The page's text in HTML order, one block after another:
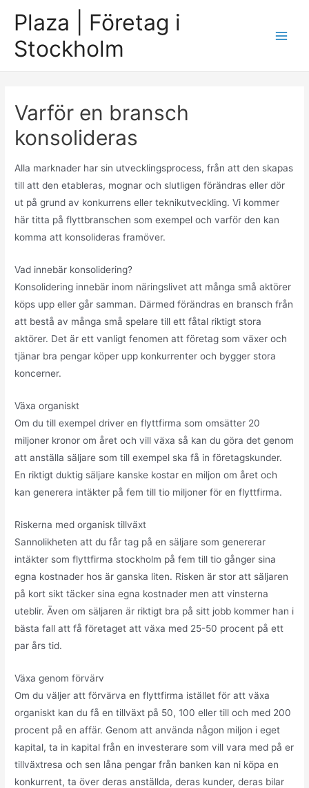
content
Plaza | Företag i
Stockholm
Varför en bransch
konsolideras
Alla marknader har sin utvecklingsprocess, från att den skapas
till att den etableras, mognar och slutligen förändras eller dör
ut på grund av konkurrens eller teknikutveckling. Vi kommer
här titta på flyttbranschen som exempel och varför den kan
komma att konsolideras framöver.
Vad innebär konsolidering?
Konsolidering innebär inom näringslivet att många små aktörer
köps upp eller går samman. Därmed förändras en bransch från
att bestå av många små spelare till ett fåtal riktigt stora
aktörer. Det är ett vanligt fenomen att företag som växer och
tjänar bra pengar köper upp konkurrenter och bygger stora
koncerner.
Växa organiskt
Om du till exempel driver en flyttfirma som omsätter 20
miljoner kronor om året och vill växa så kan du göra det genom
att anställa säljare som till exempel ska få in företagskunder.
En riktigt duktig säljare kanske kostar en miljon om året och
kan generera intäkter på fem till tio miljoner för en flyttfirma.
Riskerna med organisk tillväxt
Sannolikheten att du får tag på en säljare som genererar
intäkter som flyttfirma stockholm på fem till tio gånger sina
egna kostnader hos är ganska liten. Risken är stor att säljaren
på kort sikt täcker sina egna kostnader men att vinsterna
uteblir. Även om säljaren är riktigt bra på sitt jobb kommer han i
bästa fall att få företaget att växa med 25-50 procent på ett
par års tid.
Växa genom förvärv
Om du väljer att förvärva en flyttfirma istället för att växa
organiskt kan du få en tillväxt på 50, 100 eller till och med 200
procent på en affär. Genom att använda någon miljon i eget
kapital, ta in kapital från en investerare som vill vara med på er
tillväxtresa och sen låna pengar från banken kan ni köpa en
konkurrent, ta över deras anställda, deras kunder, deras bilar